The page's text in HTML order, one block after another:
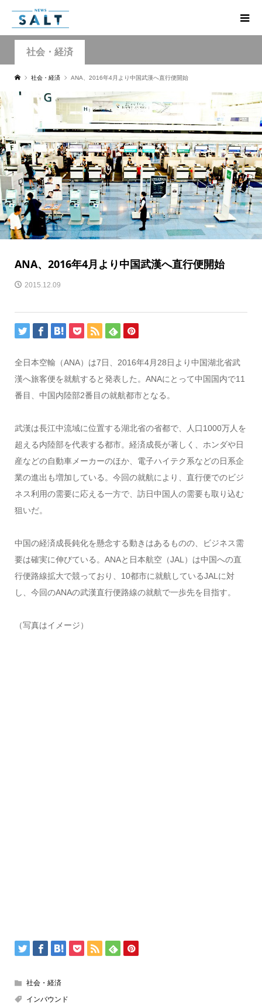
社会・経済
社会・経済 ANA、2016年4月より中国武漢へ直行便開始
ANA、2016年4月より中国武漢へ直行便開始
2015.12.09
全日本空輸（ANA）は7日、2016年4月28日より中国湖北省武
漢へ旅客便を就航すると発表した。ANAにとって中国国内で11
番目、中国内陸部2番目の就航都市となる。
武漢は長江中流域に位置する湖北省の省都で、人口1000万人を
超える内陸部を代表する都市。経済成長が著しく、ホンダや日
産などの自動車メーカーのほか、電子ハイテク系などの日系企
業の進出も増加している。今回の就航により、直行便でのビジ
ネス利用の需要に応える一方で、訪日中国人の需要も取り込む
狙いだ。
中国の経済成長鈍化を懸念する動きはあるものの、ビジネス需
要は確実に伸びている。ANAと日本航空（JAL）は中国への直
行便路線拡大で競っており、10都市に就航しているJALに対
し、今回のANAの武漢直行便路線の就航で一歩先を目指す。
（写真はイメージ）
社会・経済
インバウンド